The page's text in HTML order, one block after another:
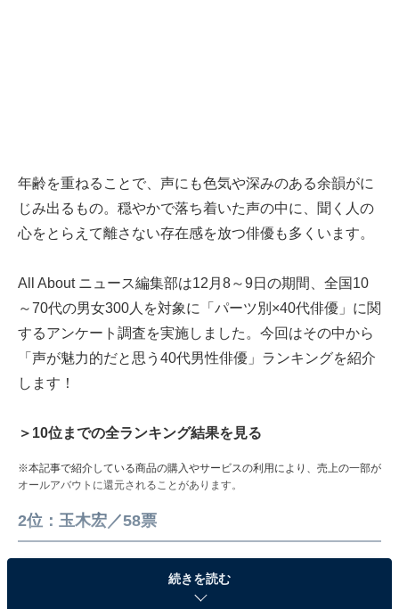
年齢を重ねることで、声にも色気や深みのある余韻がに
じみ出るもの。穏やかで落ち着いた声の中に、聞く人の
心をとらえて離さない存在感を放つ俳優も多くいます。
All About ニュース編集部は12月8～9日の期間、全国10
～70代の男女300人を対象に「パーツ別×40代俳優」に関
するアンケート調査を実施しました。今回はその中から
「声が魅力的だと思う40代男性俳優」ランキングを紹介
します！
＞10位までの全ランキング結果を見る
※本記事で紹介している商品の購入やサービスの利用により、売上の一部が
オールアバウトに還元されることがあります。
2位：玉木宏／58票
続きを読む